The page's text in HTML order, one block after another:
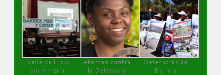
Valle de Elqui
sin minería.
Atentan contra
la Defensora
Defensoras de
Bolivia